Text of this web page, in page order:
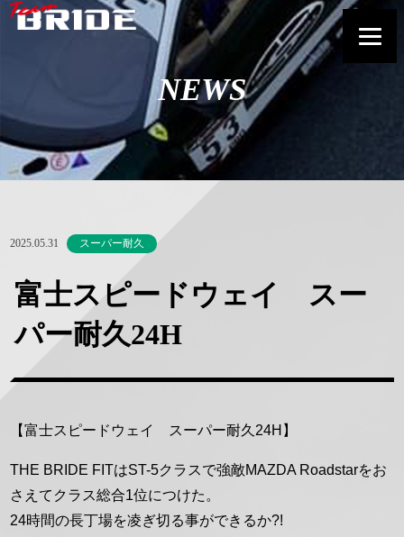
NEWS
2025.05.31 スーパー耐久
富士スピードウェイ スー
パー耐久24H
【富士スピードウェイ スーパー耐久24H】
THE BRIDE FITはST-5クラスで強敵MAZDA Roadstarをお
さえてクラス総合1位につけた。
24時間の長丁場を凌ぎ切る事ができるか?!